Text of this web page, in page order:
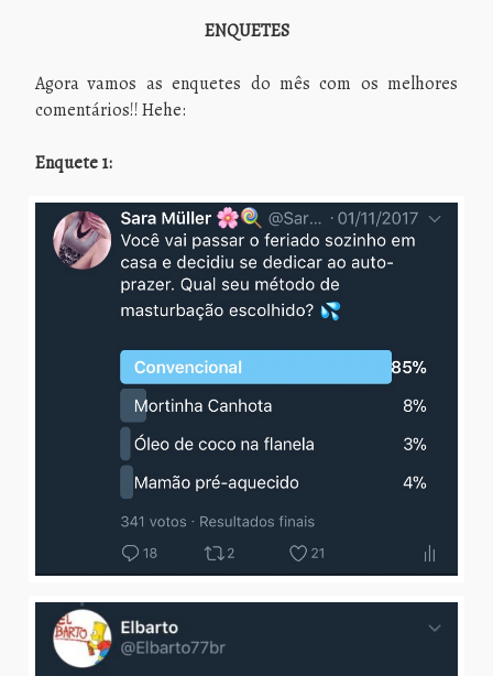
ENQUETES
Agora vamos as enquetes do mês com os melhores
comentários!! Hehe:
Enquete 1: